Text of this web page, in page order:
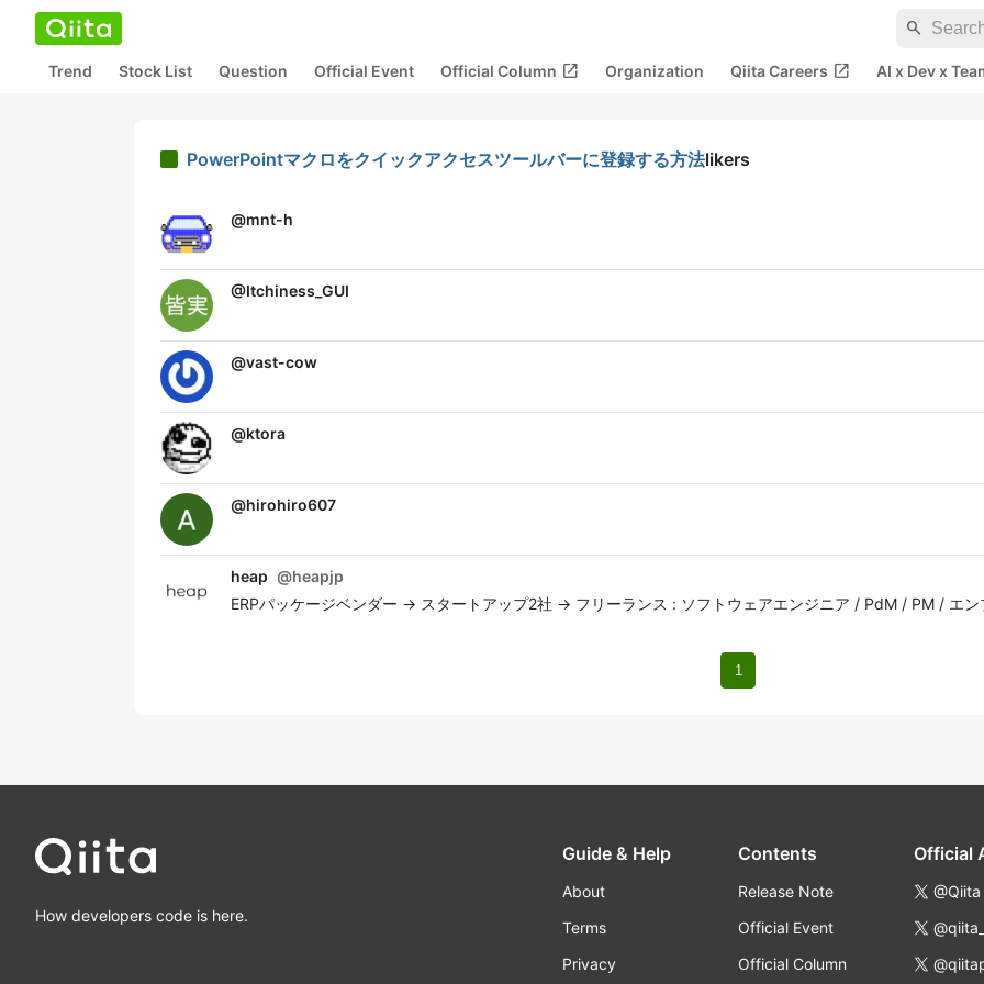
search
Trend Stock List Question Official Event Official Column open_in_new Organization Qiita Careers open_in_new AI x Dev x
PowerPointマクロをクイックアクセスツールバーに登録する方法likers
@mnt-h
@Itchiness_GUI
@vast-cow
@ktora
@hirohiro607
heap @heapjp
ERPパッケージベンダー -> スタートアップ2社 -> フリーランス : ソフトウェアエンジニア / PdM / PM / エン
1
How developers code is here.
Guide & Help
About
Terms
Privacy
Contents
Release Note
Official Event
Official Column
Official
@Qiita